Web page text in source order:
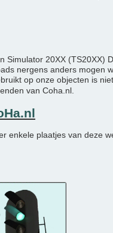
Simulator 20XX (TS20XX)
nergens anders mogen
op onze objecten is
van Coha.nl.
enkele plaatjes van deze